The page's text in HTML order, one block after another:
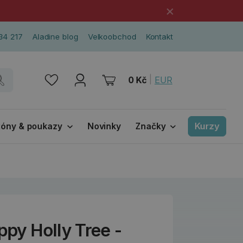
×
217 Aladine blog Velkoobchod Kontakt
0 Kč EUR
& poukazy Novinky Značky Kurzy
Holly Tree -